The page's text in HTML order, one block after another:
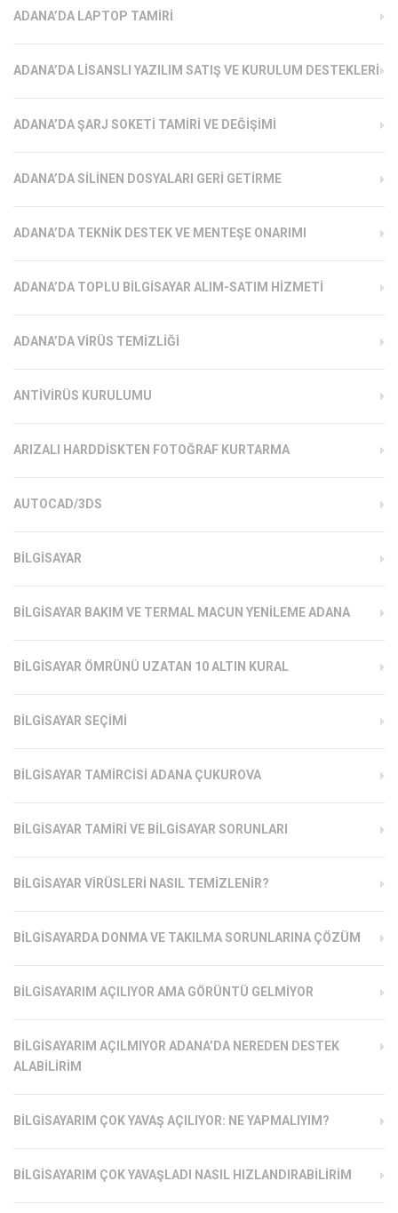
ADANA’DA LAPTOP TAMIRI
ADANA’DA LISANSLI YAZILIM SATIŞ VE KURULUM DESTEKLERI
ADANA’DA ŞARJ SOKETI TAMIRI VE DEĞIŞIMI
ADANA’DA SILINEN DOSYALARI GERI GETIRME
ADANA’DA TEKNIK DESTEK VE MENTEŞE ONARIMI
ADANA’DA TOPLU BILGISAYAR ALIM-SATIM HIZMETI
ADANA’DA VIRÜS TEMIZLIĞI
ANTIVIRÜS KURULUMU
ARIZALI HARDDISKTEN FOTOĞRAF KURTARMA
AUTOCAD/3DS
BILGISAYAR
BILGISAYAR BAKIM VE TERMAL MACUN YENILEME ADANA
BILGISAYAR ÖMRÜNÜ UZATAN 10 ALTIN KURAL
BILGISAYAR SEÇIMI
BILGISAYAR TAMIRCISI ADANA ÇUKUROVA
BILGISAYAR TAMIRI VE BILGISAYAR SORUNLARI
BILGISAYAR VIRÜSLERI NASIL TEMIZLENIR?
BILGISAYARDA DONMA VE TAKILMA SORUNLARINA ÇÖZÜM
BILGISAYARIM AÇILIYOR AMA GÖRÜNTÜ GELMIYOR
BILGISAYARIM AÇILMIYOR ADANA’DA NEREDEN DESTEK
ALABILIRIM
BILGISAYARIM ÇOK YAVAŞ AÇILIYOR: NE YAPMALIYIM?
BILGISAYARIM ÇOK YAVAŞLADI NASIL HIZLANDIRABILIRIM